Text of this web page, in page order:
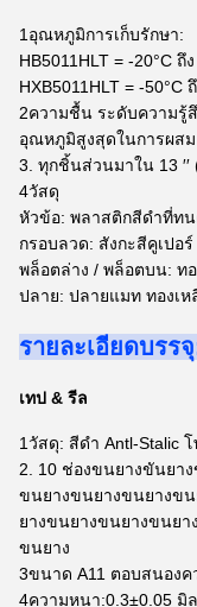
1อุณหภูมิการเก็บรักษา:
HB5011HLT = -20°C ถึ
HXB5011HLT = -50°C
2ความชื้น ระดับความรู้สึ
อุณหภูมิสูงสุดในการผสม
3. ทุกชิ้นส่วนมาใน 13
4วัสดุ
หัวข้อ: พลาสติกสีดําที่ทน
กรอบลวด: สังกะสีคูเปอร์
พล็อตล่าง / พล็อตบน: ท
ปลาย: ปลายแมท ทองเห
รายละเอียดบรร
เทป & รีล
1วัสดุ: สีดํา Antl-Stalic
2. 10 ช่องขนยางขันยา
ขนยางขนยางขนยางข
ยางขนยางขนยางขนย
ขนยาง
3ขนาด A11 ตอบสนองค
4ความหนา:0.3±0.05 มิ